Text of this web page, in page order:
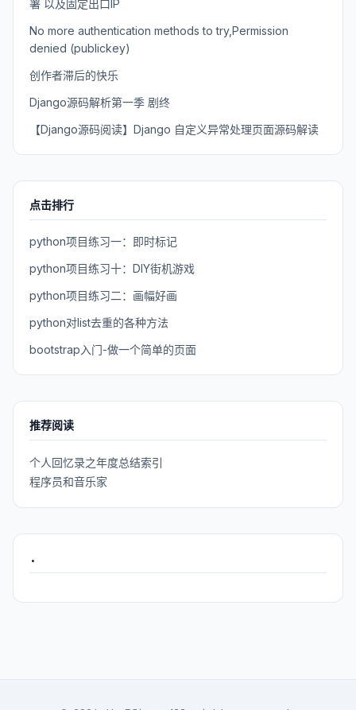
署 以及固定出口IP
No more authentication methods to try,Permission
denied (publickey)
创作者滞后的快乐
Django源码解析第一季 剧终
【Django源码阅读】Django 自定义异常处理页面源码解读
点击排行
python项目练习一：即时标记
python项目练习十：DIY街机游戏
python项目练习二：画幅好画
python对list去重的各种方法
bootstrap入门-做一个简单的页面
推荐阅读
个人回忆录之年度总结索引
程序员和音乐家
.